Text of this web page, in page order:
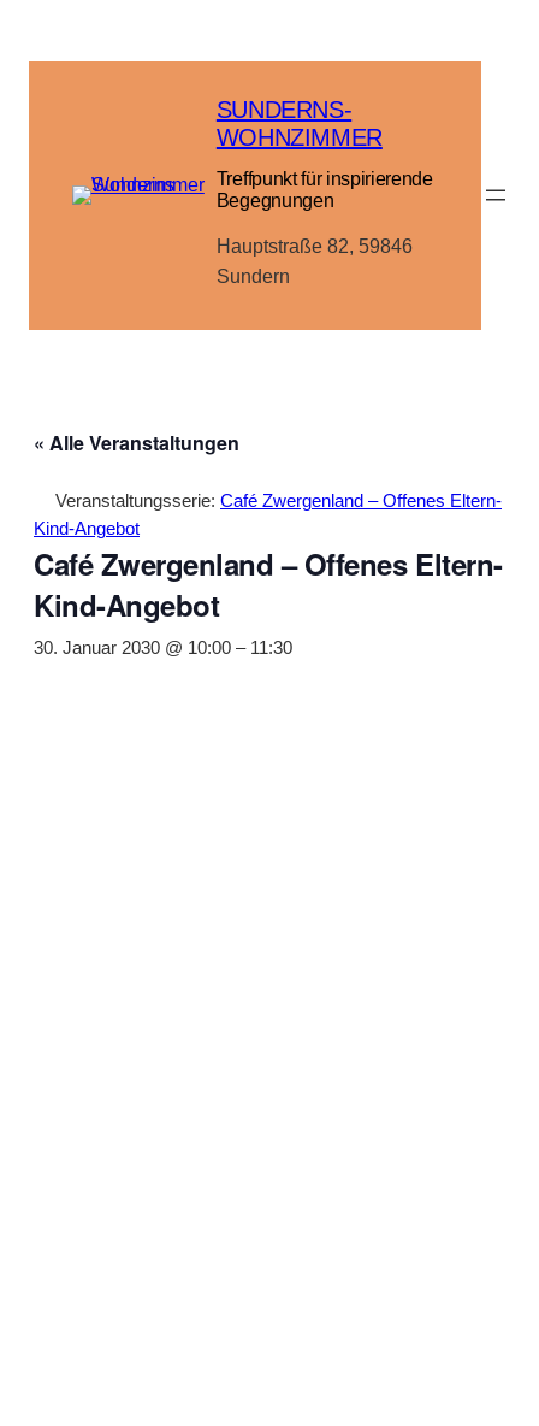
SUNDERNS-
WOHNZIMMER
Treffpunkt für inspirierende
Begegnungen
Hauptstraße 82, 59846
Sundern
« Alle Veranstaltungen
Veranstaltungsserie: Café Zwergenland – Offenes Eltern-
Kind-Angebot
Café Zwergenland – Offenes Eltern-
Kind-Angebot
30. Januar 2030 @ 10:00 – 11:30